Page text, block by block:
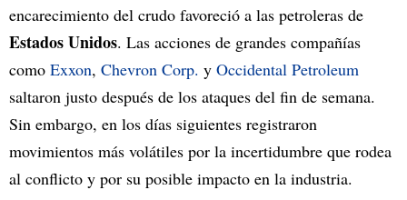
encarecimiento del crudo favoreció a las petroleras de
Estados Unidos. Las acciones de grandes compañías
como Exxon, Chevron Corp. y Occidental Petroleum
saltaron justo después de los ataques del fin de semana.
Sin embargo, en los días siguientes registraron
movimientos más volátiles por la incertidumbre que rodea
al conflicto y por su posible impacto en la industria.